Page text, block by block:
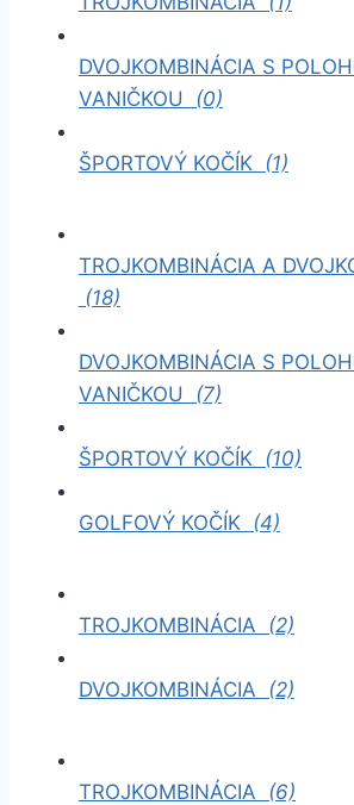
DVOJKOMBINÁCIA S
VANIČKOU (0)
ŠPORTOVÝ KOČÍK (1)
TROJKOMBINÁCIA A
(18)
DVOJKOMBINÁCIA S
VANIČKOU (7)
ŠPORTOVÝ KOČÍK (10)
GOLFOVÝ KOČÍK (4)
TROJKOMBINÁCIA (2)
DVOJKOMBINÁCIA (2)
TROJKOMBINÁCIA (6)